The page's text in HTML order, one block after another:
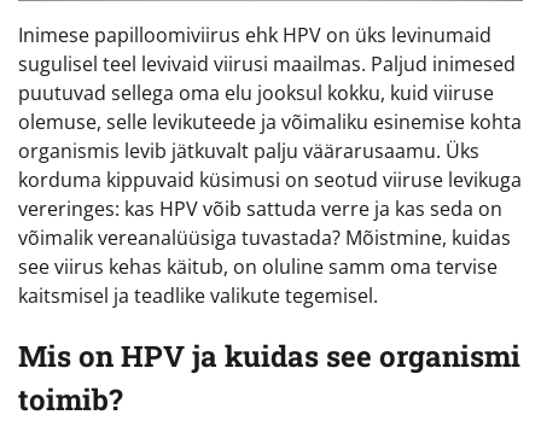
Inimese papilloomiviirus ehk HPV on üks levinumaid
sugulisel teel levivaid viirusi maailmas. Paljud inimesed
puutuvad sellega oma elu jooksul kokku, kuid viiruse
olemuse, selle levikuteede ja võimaliku esinemise kohta
organismis levib jätkuvalt palju väärarusaamu. Üks
korduma kippuvaid küsimusi on seotud viiruse levikuga
vereringes: kas HPV võib sattuda verre ja kas seda on
võimalik vereanalüüsiga tuvastada? Mõistmine, kuidas
see viirus kehas käitub, on oluline samm oma tervise
kaitsmisel ja teadlike valikute tegemisel.
Mis on HPV ja kuidas see organismi
toimib?